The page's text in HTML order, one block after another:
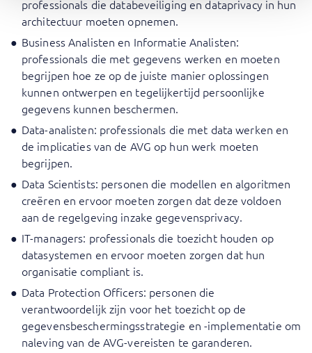
professionals die databeveiliging en dataprivacy in hun
architectuur moeten opnemen.
Business Analisten en Informatie Analisten:
professionals die met gegevens werken en moeten
begrijpen hoe ze op de juiste manier oplossingen
kunnen ontwerpen en tegelijkertijd persoonlijke
gegevens kunnen beschermen.
Data-analisten: professionals die met data werken en
de implicaties van de AVG op hun werk moeten
begrijpen.
Data Scientists: personen die modellen en algoritmen
creëren en ervoor moeten zorgen dat deze voldoen
aan de regelgeving inzake gegevensprivacy.
IT-managers: professionals die toezicht houden op
datasystemen en ervoor moeten zorgen dat hun
organisatie compliant is.
Data Protection Officers: personen die
verantwoordelijk zijn voor het toezicht op de
gegevensbeschermingsstrategie en -implementatie om
naleving van de AVG-vereisten te garanderen.